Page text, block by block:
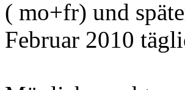
( mo+fr) und
Februar 2010